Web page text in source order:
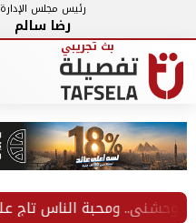
رئيس مجلس الإدارة
رضا سالم